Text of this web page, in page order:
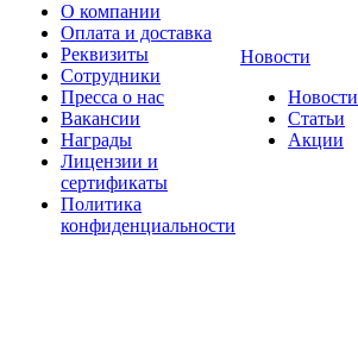
О компании
Оплата и доставка
Реквизиты
Сотрудники
Пресса о нас
Вакансии
Награды
Лицензии и
сертификаты
Политика
конфиденциальности
Новости
Новости
Статьи
Акции